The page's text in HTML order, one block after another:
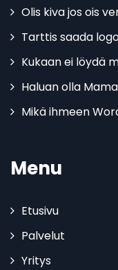
Olis kiva jos ois
Tarttis saada
Kukaan ei löydä
Haluan olla
Mikä ihmeen
Menu
Etusivu
Palvelut
Yritys